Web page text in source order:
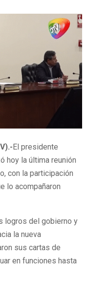
El presidente
hoy la última reunión
con la participación
lo acompañaron
logros del gobierno y
la nueva
sus cartas de
en funciones hasta